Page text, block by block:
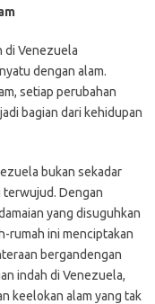
di Venezuela
dengan alam.
setiap perubahan
bagian dari kehidupan
bukan sekadar
terwujud. Dengan
yang disuguhkan
rumah ini menciptakan
bergandengan
indah di Venezuela,
keelokan alam yang tak